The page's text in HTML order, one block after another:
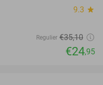
9.3 star
Regulier €35,10
€24,95